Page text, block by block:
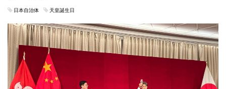
日本自治体 天皇誕生日